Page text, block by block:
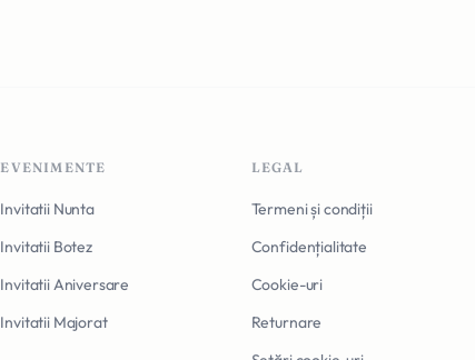
EVENIMENTE
Invitatii Nunta
Invitatii Botez
Invitatii Aniversare
Invitatii Majorat
LEGAL
Termeni și condiții
Confidențialitate
Cookie-uri
Returnare